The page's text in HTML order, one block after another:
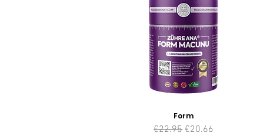
Form
一般價格
€22.95 促銷價格
€20.66